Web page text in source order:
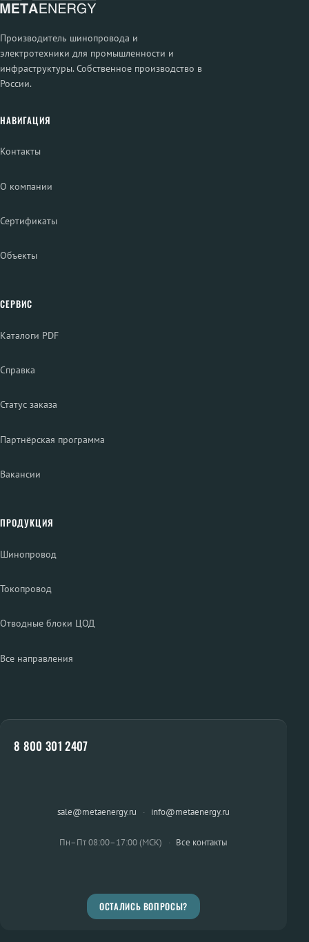
Производитель шинопровода и
электротехники для промышленности и
инфраструктуры. Собственное производство в
России.
НАВИГАЦИЯ
Контакты
О компании
Сертификаты
Объекты
СЕРВИС
Каталоги PDF
Справка
Статус заказа
Партнёрская программа
Вакансии
ПРОДУКЦИЯ
Шинопровод
Токопровод
Отводные блоки ЦОД
Все направления
8 800 301 2407
sale@metaenergy.ru · info@metaenergy.ru
Пн–Пт 08:00–17:00 (МСК) · Все контакты
ОСТАЛИСЬ ВОПРОСЫ?